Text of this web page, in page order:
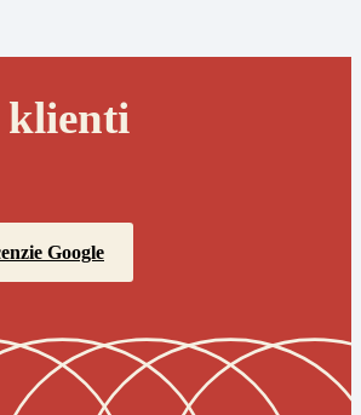
klienti
Google